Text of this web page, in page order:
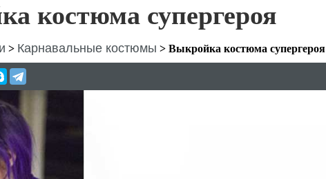
костюма супергероя
> Карнавальные костюмы > Выкройка костюма супергероя